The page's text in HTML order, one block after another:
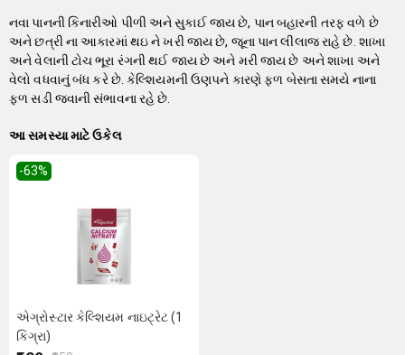
નવા પાનની કિનારીઓ પીળી અને સુકાઈ જાય છે, પાન બહારની તરફ વળે છે
અને છત્રી ના આકારમાં થઇ ને ખરી જાય છે, જૂના પાન લીલાજ રાહે છે. શાખા
અને વેલાની ટોચ ભૂરા રંગની થઈ જાય છે અને મરી જાય છે અને શાખા અને
વેલો વધવાનું બંધ કરે છે. કેલ્શિયમની ઉણપને કારણે ફળ બેસતા સમયે નાના
ફળ સડી જવાની સંભાવના રહે છે.
આ સમસ્યા માટે ઉકેલ
-63%
એગ્રોસ્ટાર કેલ્શિયમ નાઇટ્રેટ (1
કિગ્રા)